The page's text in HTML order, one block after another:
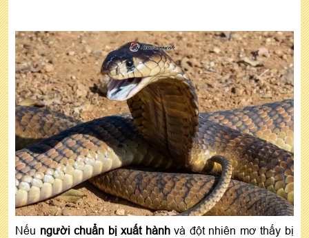
Nếu người chuẩn bị xuất hànhvà đột nhiên mơ thấy bị